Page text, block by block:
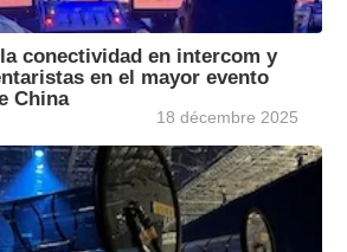
conectividad en intercom y
en el mayor evento
China
18 décembre 2025